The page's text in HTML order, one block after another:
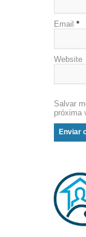
Email *
Website
Salvar
próxima